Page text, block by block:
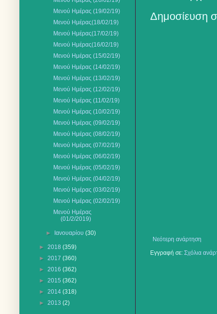
Δημοσίευση
Νεότερη ανάρτηση
Εγγραφή σε: Σχόλια
Μενού Ημέρας (19/02/19)
Mενού Ημέρας(18/02/19)
Μενού Ημέρας(17/02/19)
Μενού Ημέρας(16/02/19)
Μενού Ημέρας (15/02/19)
Μενού Ημέρας (14/02/19)
Μενού Ημέρας (13/02/19)
Μενού Ημέρας (12/02/19)
Μενού Ημέρας (11/02/19)
Μενού Ημέρας (10/02/19)
Μενού Ημέρας (09/02/19)
Μενού Ημέρας (08/02/19)
Μενού Ημέρας (07/02/19)
Μενού Ημέρας (06/02/19)
Μενού Ημέρας (05/02/19)
Μενού Ημέρας (04/02/19)
Μενού Ημέρας (03/02/19)
Μενού Ημέρας (02/02/19)
Μενού Ημέρας
(01/2/2019)
► Ιανουαρίου(30)
► 2018 (359)
► 2017 (360)
► 2016 (362)
► 2015 (362)
► 2014 (318)
► 2013 (2)